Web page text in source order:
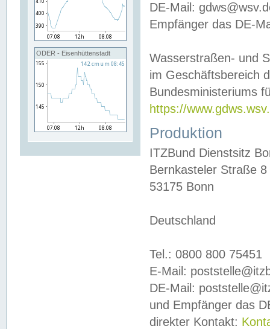
ODER - Eisenhüttenstadt
DE-Mail:
Empfänger das DE-
Wasserstraßen- und
im Geschäftsbereich
Bundesministeriums
https://
Produktion
ITZBund Dienstsitz
Bernkasteler Straße 8
53175 Bonn
Deutschland
Tel.: 0800 800 75451
E-Mail:
DE-Mail:
und Empfänger das
direkter Kontakt: